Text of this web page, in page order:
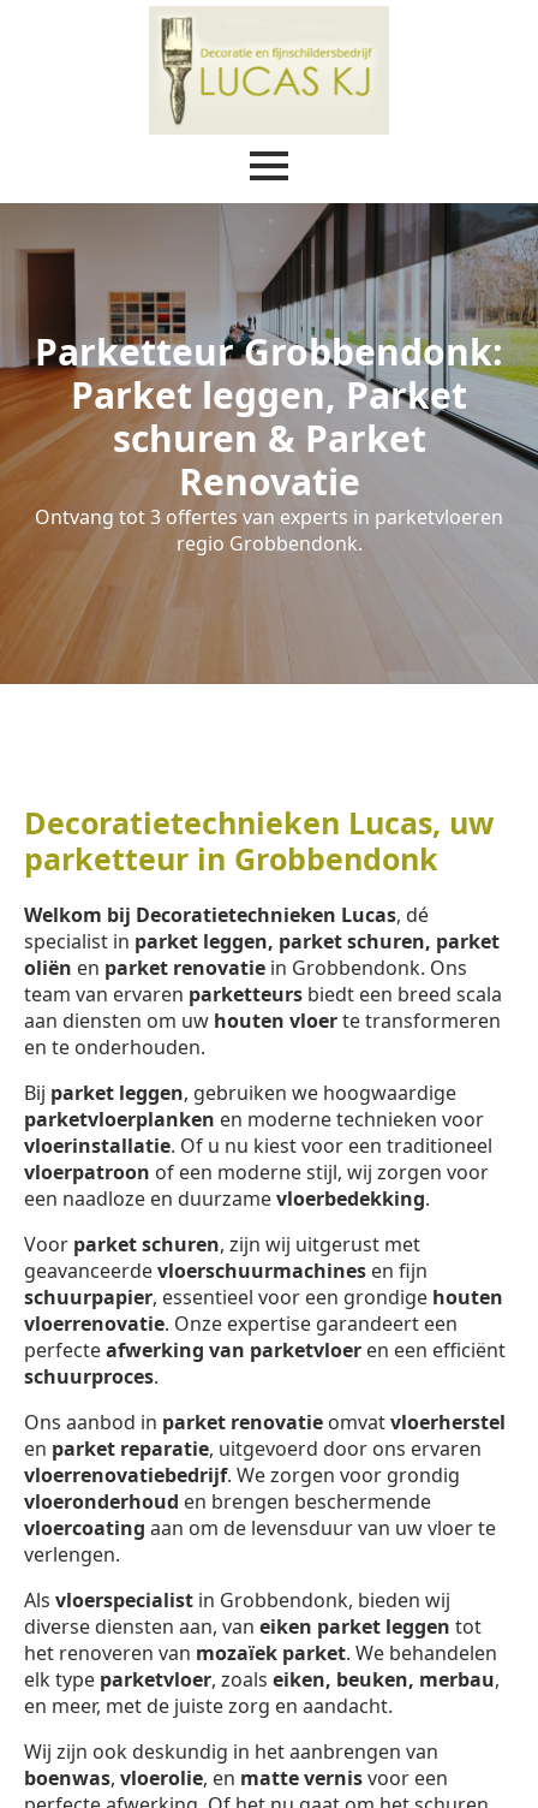
Parketteur Grobbendonk:
Parket leggen, Parket
schuren & Parket
Renovatie
Ontvang tot 3 offertes van experts in parketvloeren
regio Grobbendonk.
Decoratietechnieken Lucas, uw
parketteur in Grobbendonk
Welkom bij Decoratietechnieken Lucas, dé
specialist in parket leggen, parket schuren, parket
oliën en parket renovatie in Grobbendonk. Ons
team van ervaren parketteurs biedt een breed scala
aan diensten om uw houten vloerte transformeren
en te onderhouden.
Bij parket leggen, gebruiken we hoogwaardige
parketvloerplanken en moderne technieken voor
vloerinstallatie. Of u nu kiest voor een traditioneel
vloerpatroon of een moderne stijl, wij zorgen voor
een naadloze en duurzamevloerbedekking.
Voor parket schuren, zijn wij uitgerust met
geavanceerdevloerschuurmachines en fijn
schuurpapier, essentieel voor een grondige houten
vloerrenovatie. Onze expertise garandeert een
perfecteafwerking van parketvloer en een efficiënt
schuurproces.
Ons aanbod in parket renovatie omvatvloerherstel
en parket reparatie, uitgevoerd door ons ervaren
vloerrenovatiebedrijf. We zorgen voor grondig
vloeronderhoud en brengen beschermende
vloercoating aan om de levensduur van uw vloer te
verlengen.
Als vloerspecialist in Grobbendonk, bieden wij
diverse diensten aan, van eiken parket leggen tot
het renoveren van mozaïek parket. We behandelen
elk type parketvloer, zoals eiken, beuken, merbau,
en meer, met de juiste zorg en aandacht.
Wij zijn ook deskundig in het aanbrengen van
boenwas, vloerolie, en matte vernisvoor een